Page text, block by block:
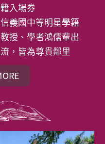
入場券
義國中等明星學籍
授、學者鴻儒輩出
，皆為尊貴鄰里